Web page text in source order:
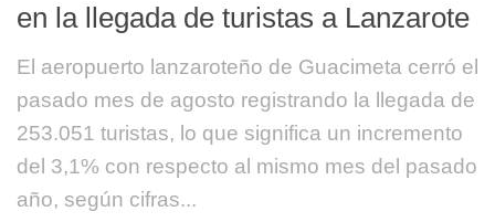
en la llegada de turistas a Lanzarote
El aeropuerto lanzaroteño de Guacimeta cerró el
pasado mes de agosto registrando la llegada de
253.051 turistas, lo que significa un incremento
del 3,1% con respecto al mismo mes del pasado
año, según cifras...